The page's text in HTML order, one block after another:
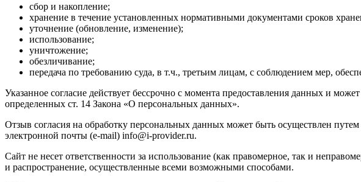
сбор и накопление;
хранение в течение установленных нормативными документами сроков
уточнение (обновление, изменение);
использование;
уничтожение;
обезличивание;
передача по требованию суда, в т.ч., третьим лицам, с соблюдением мер,
Указанное согласие действует бессрочно с момента предоставления данных и
определенных ст. 14 Закона «О персональных данных».
Отзыв согласия на обработку персональных данных может быть осуществлен
электронной почты (e-mail) info@i-provider.ru.
Сайт не несет ответственности за использование (как правомерное, так и
и распространение, осуществленные всеми возможными способами.